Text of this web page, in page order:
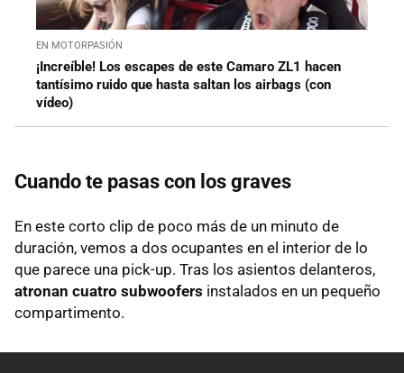
EN MOTORPASIÓN
¡Increíble! Los escapes de este Camaro ZL1 hacen
tantísimo ruido que hasta saltan los airbags (con
vídeo)
Cuando te pasas con los graves
En este corto clip de poco más de un minuto de
duración, vemos a dos ocupantes en el interior de lo
que parece una pick-up. Tras los asientos delanteros,
atronan cuatro subwoofers instalados en un pequeño
compartimento.